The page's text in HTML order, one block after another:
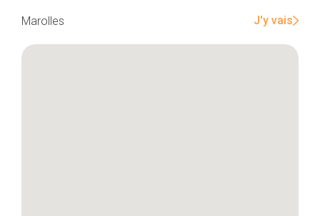
Marolles J'y vais